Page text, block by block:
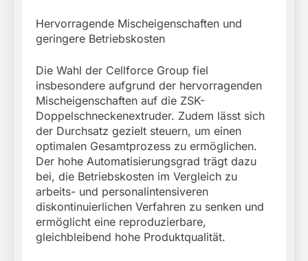
Hervorragende Mischeigenschaften und
geringere Betriebskosten
Die Wahl der Cellforce Group fiel
insbesondere aufgrund der hervorragenden
Mischeigenschaften auf die ZSK-
Doppelschneckenextruder. Zudem lässt sich
der Durchsatz gezielt steuern, um einen
optimalen Gesamtprozess zu ermöglichen.
Der hohe Automatisierungsgrad trägt dazu
bei, die Betriebskosten im Vergleich zu
arbeits- und personalintensiveren
diskontinuierlichen Verfahren zu senken und
ermöglicht eine reproduzierbare,
gleichbleibend hohe Produktqualität.